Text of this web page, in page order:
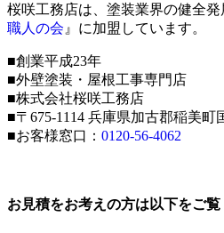
桜咲工務店は、塗装業界の健全
職人の会 』に加盟しています。
■創業平成23年
■外壁塗装・屋根工事専門店
■株式会社桜咲工務店
■〒675-1114 兵庫県加古郡稲美町
■お客様窓口： 0120-56-4062
お見積をお考えの方は以下をご